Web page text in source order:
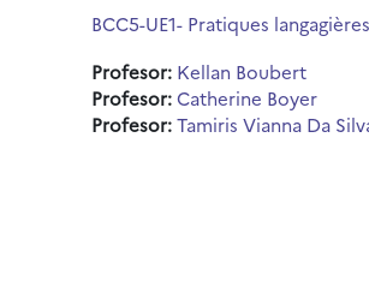
BCC5-UE1- Pratiques
Profesor: Kellan Boubert
Profesor:Catherine Boyer
Profesor:Tamiris Vianna Da